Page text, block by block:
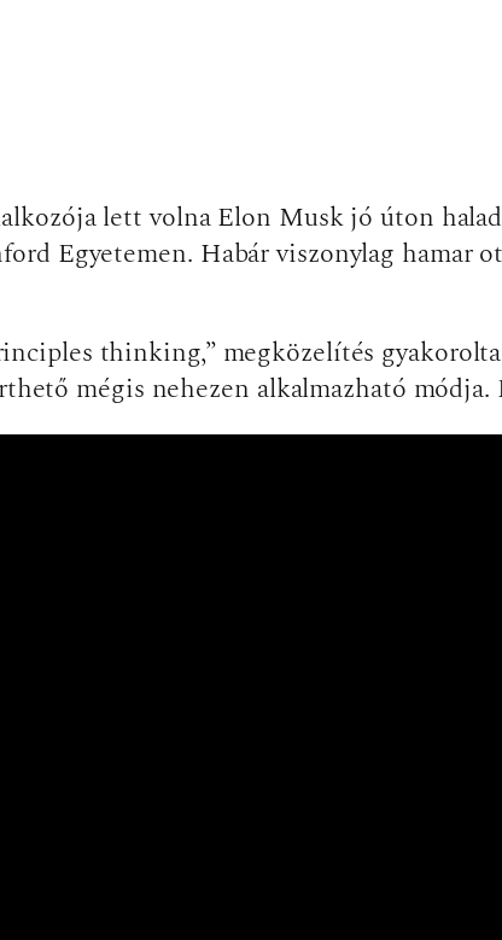
lett volna Elon Musk jó úton
Egyetemen. Habár viszonylag hamar
thinking,” megközelítés
mégis nehezen alkalmazható módja.